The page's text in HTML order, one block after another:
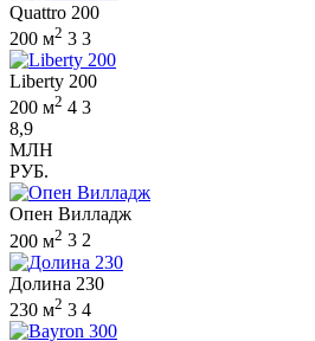
Quattro 200
200 м2 3 3
Liberty 200
200 м2 4 3
8,9
МЛН
РУБ.
Опен Вилладж
200 м2 3 2
Долина 230
230 м2 3 4